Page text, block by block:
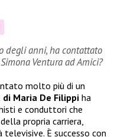
degli anni, ha contattato
Ventura ad Amici?
molto più di un
di Maria De Filippi ha
e conduttori che
propria carriera,
È successo con